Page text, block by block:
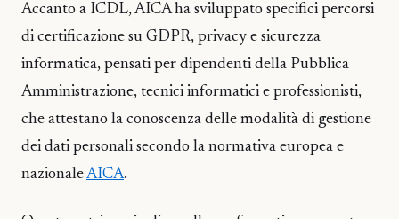
Accanto a ICDL, AICA ha sviluppato specifici percorsi
di certificazione su GDPR, privacy e sicurezza
informatica, pensati per dipendenti della Pubblica
Amministrazione, tecnici informatici e professionisti,
che attestano la conoscenza delle modalità di gestione
dei dati personali secondo la normativa europea e
nazionaleAICA.